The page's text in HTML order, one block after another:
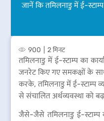
जानें कि तमिलनाडु में ई-
900 2 मिनट
तमिलनाडु में ई-स्टाम्प का
जनरेट किए गए समकक्षों के साथ
करके, तमिलनाडु में ई-स्टाम्प
से संचालित अर्थव्यवस्था को
जैसे-जैसे तमिलनाडु ई-स्टाम्प